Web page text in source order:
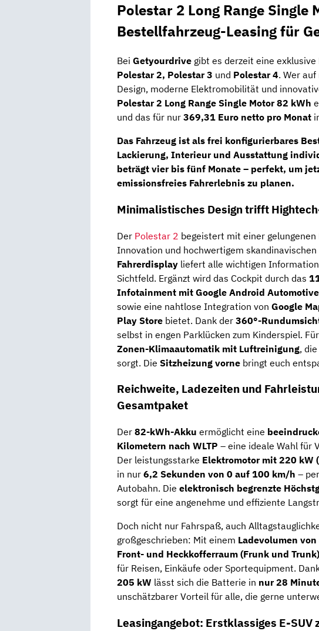
Polestar 2 Long Range Single
Bestellfahrzeug-Leasing für
Bei Getyourdrive gibt es derzeit eine exklusive
Polestar 2, Polestar 3 und Polestar 4. Wer
Design, moderne Elektromobilität und
Polestar 2 Long Range Single Motor 82 kWh
und das für nur 369,31 Euro netto pro Monat
Das Fahrzeug ist als frei konfigurierbares
Lackierung, Interieur und Ausstattung
beträgt vier bis fünf Monate – perfekt, um
emissionsfreies Fahrerlebnis zu planen.
Minimalistisches Design trifft
Der Polestar 2 begeistert mit einer
Innovation und hochwertigem skandinavischen
Fahrerdisplay liefert alle wichtigen
Sichtfeld. Ergänzt wird das Cockpit durch das
Infotainment mit Google Android Automotive
sowie eine nahtlose Integration von Google
Play Store bietet. Dank der 360°-
selbst in engen Parklücken zum Kinderspiel.
Zonen-Klimaautomatik mit Luftreinigung,
sorgt. Die Sitzheizung vorne bringt euch
Reichweite, Ladezeiten und
Gesamtpaket
Der 82-kWh-Akku ermöglicht eine
Kilometern nach WLTP – eine ideale Wahl für
Der leistungsstarke Elektromotor mit 220 kW
in nur 6,2 Sekunden von 0 auf 100 km/h –
Autobahn. Die elektronisch begrenzte
sorgt für eine angenehme und effiziente
Doch nicht nur Fahrspaß, auch
großgeschrieben: Mit einem Ladevolumen
Front- und Heckkofferraum (Frunk und Trunk)
für Reisen, Einkäufe oder Sportequipment.
205 kW lässt sich die Batterie in nur 28
unschätzbarer Vorteil für alle, die gerne
Leasingangebot: Erstklassiges E-SUV